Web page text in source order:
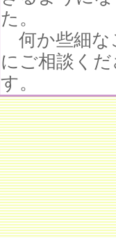
た。
何か些細な
にご相談く
す。